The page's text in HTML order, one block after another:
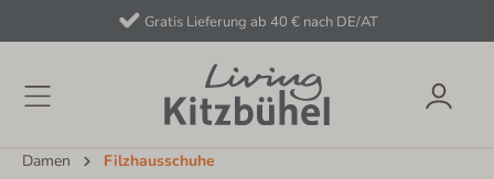
Gratis Lieferung ab 40 € nach DE/AT
Damen Filzhausschuhe